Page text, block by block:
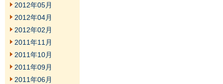
2012年05月
2012年04月
2012年02月
2011年11月
2011年10月
2011年09月
2011年06月